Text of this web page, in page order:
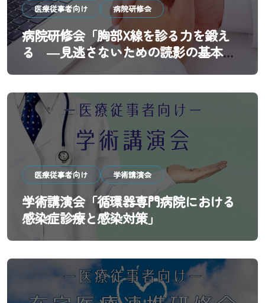
医療従事者向け 病院研修会
病院研修会「胸部X線を診る力を鍛え
る ―見逃さないための読影の基本と
実践―」
医療従事者向け 学術講演会
学術講演会「循環器専門病院における
感染症診療と感染対策」